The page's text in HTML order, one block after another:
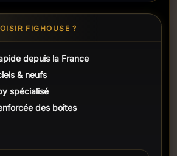
FIGHOUSE ?
depuis la France
& neufs
spécialisé
des boîtes